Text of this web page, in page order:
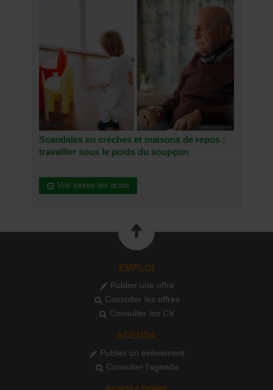
Scandales en crèches et maisons de repos :
travailler sous le poids du soupçon
Voir toutes les actus
EMPLOI
Publier une offre
Consulter les offres
Consulter les CV
AGENDA
Publier un événement
Consulter l'agenda